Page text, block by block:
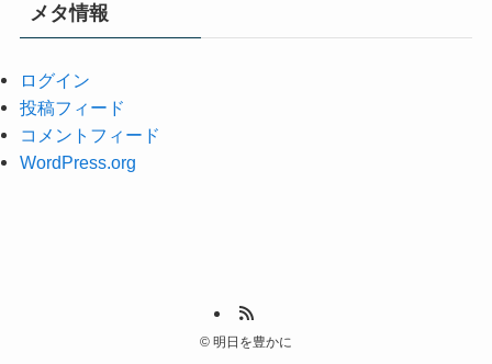
メタ情報
ログイン
投稿フィード
コメントフィード
WordPress.org
© 明日を豊かに